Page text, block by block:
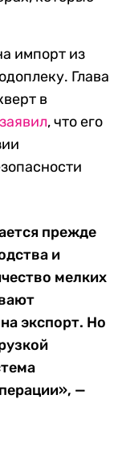
импорт из
Глава
в
заявил, что его
прежде
и
мелких
экспорт. Но
—